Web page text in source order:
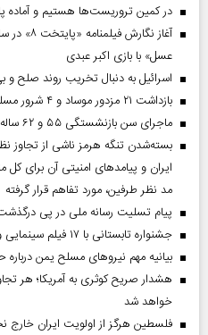
در کمین تروریست‌ها هستیم و آماده
آغاز
عسل» با بازی اکبر عبدی
اسرائیل به دنبال تخریب روند صلح
بازداشت ۲۱ مزدور موساد و ۴ شرور مسلح در استان کرمان
ماجرای سن بازنشستگی ۵۵ و ۶۲ ساله چیست؟
بسته‌شدن تنگه هرمز ناشی از تجاوز
ایران و پیامد‌های امنیتی آن برای
مد نظر طرفین، مورد تفاهم قرار گرفته
پیام تسلیت رسانه ملی در پی درگذشت
جشنواره تابستانی با ۱۷ فیلم سینمایی و انیمیشن روی آنتن تلویزیون
بیانیه مهم نیروهای مسلح یمن
هشدار صریح کوثری به آمریکا؛ هر
خواهد شد
فلسطین هرگز از اولویت ایران خارج